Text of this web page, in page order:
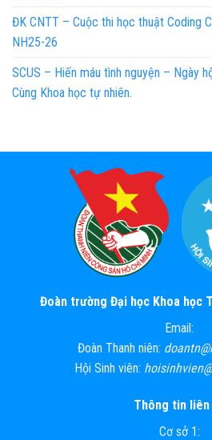
ĐK CNTT – Cuộc thi học thuật Coding
NH25-26
SCUS – Hiến máu tình nguyện – Ngày
Cùng Khoa học tự nhiên.
Đoàn trường Đại học Khoa học
Email:
Đoàn Thanh niên:
Hội Sinh viên:
Thông tin liên
Cơ sở 1: